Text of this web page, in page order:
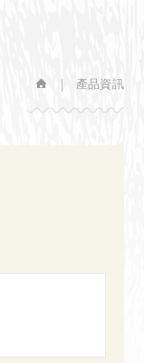
產品資訊